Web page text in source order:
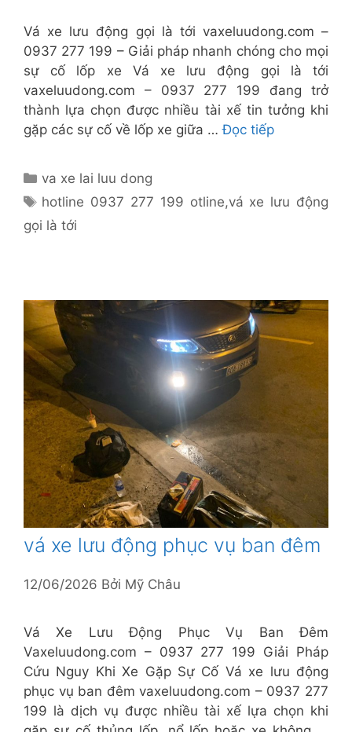
Vá xe lưu động gọi là tới vaxeluudong.com –
0937 277 199 – Giải pháp nhanh chóng cho mọi
sự cố lốp xe Vá xe lưu động gọi là tới
vaxeluudong.com – 0937 277 199 đang trở
thành lựa chọn được nhiều tài xế tin tưởng khi
gặp các sự cố về lốp xe giữa …Đọc tiếp
Danh
mục
va xe lai luu dong
Thẻ
hotline 0937 277 199 otline,vá xe lưu động
gọi là tới
vá xe lưu động phục vụ ban đêm
12/06/2026 Bởi Mỹ Châu
Vá Xe Lưu Động Phục Vụ Ban Đêm
Vaxeluudong.com – 0937 277 199 Giải Pháp
Cứu Nguy Khi Xe Gặp Sự Cố Vá xe lưu động
phục vụ ban đêm vaxeluudong.com – 0937 277
199 là dịch vụ được nhiều tài xế lựa chọn khi